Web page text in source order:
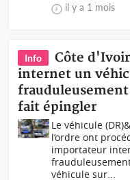
il y a 1 mois
Info
Côte
internet un
fait épingler
Le véhicule
l’ordre ont
importateur
véhicule sur...